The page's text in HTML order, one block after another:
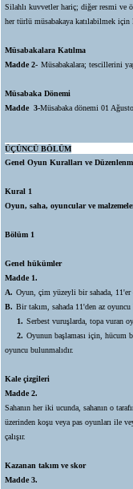
Silahlı kuvvetler hariç; diğer resmi ve
her türlü müsabakaya katılabilmek
Müsabakalara Katılma
Madde 2- Müsabakalara; tescillerini
Müsabaka Dönemi
Madde 3-Müsabaka dönemi 01
ÜÇÜNCÜ BÖLÜM
Genel Oyun Kuralları ve
Kural 1
Oyun, saha, oyuncular ve
Bölüm 1
Genel hükümler
Madde 1.
A. Oyun, çim yüzeyli bir sahada, 11'er
B. Bir takım, sahada 11'den az
1. Serbest vuruşlarda, topa vuran
2. Oyunun başlaması için, hücum
oyuncu bulunmalıdır.
Kale çizgileri
Madde 2.
Sahanın her iki ucunda, sahanın o
üzerinden koşu veya pas oyunları ile
çalışır.
Kazanan takım ve skor
Madde 3.